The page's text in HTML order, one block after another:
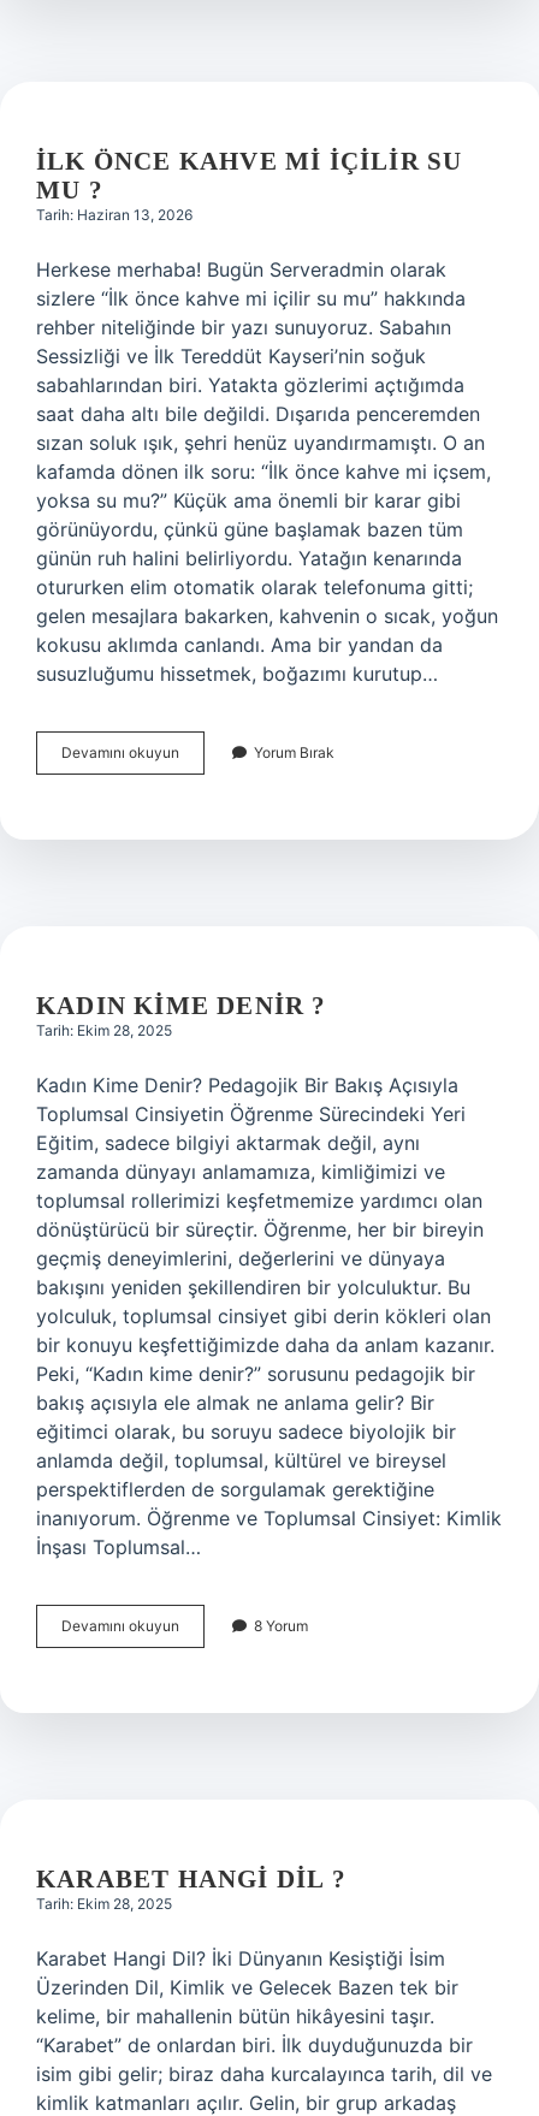
İLK ÖNCE KAHVE MI IÇILIR SU
MU ?
Tarih: Haziran 13, 2026
Herkese merhaba! Bugün Serveradmin olarak
sizlere “İlk önce kahve mi içilir su mu” hakkında
rehber niteliğinde bir yazı sunuyoruz. Sabahın
Sessizliği ve İlk Tereddüt Kayseri’nin soğuk
sabahlarından biri. Yatakta gözlerimi açtığımda
saat daha altı bile değildi. Dışarıda penceremden
sızan soluk ışık, şehri henüz uyandırmamıştı. O an
kafamda dönen ilk soru: “İlk önce kahve mi içsem,
yoksa su mu?” Küçük ama önemli bir karar gibi
görünüyordu, çünkü güne başlamak bazen tüm
günün ruh halini belirliyordu. Yatağın kenarında
otururken elim otomatik olarak telefonuma gitti;
gelen mesajlara bakarken, kahvenin o sıcak, yoğun
kokusu aklımda canlandı. Ama bir yandan da
susuzluğumu hissetmek, boğazımı kurutup…
Devamını okuyun
önce
içilir
Yorum Bırak
KADIN KIME DENIR ?
Tarih: Ekim 28, 2025
Kadın Kime Denir? Pedagojik Bir Bakış Açısıyla
Toplumsal Cinsiyetin Öğrenme Sürecindeki Yeri
Eğitim, sadece bilgiyi aktarmak değil, aynı
zamanda dünyayı anlamamıza, kimliğimizi ve
toplumsal rollerimizi keşfetmemize yardımcı olan
dönüştürücü bir süreçtir. Öğrenme, her bir bireyin
geçmiş deneyimlerini, değerlerini ve dünyaya
bakışını yeniden şekillendiren bir yolculuktur. Bu
yolculuk, toplumsal cinsiyet gibi derin kökleri olan
bir konuyu keşfettiğimizde daha da anlam kazanır.
Peki, “Kadın kime denir?” sorusunu pedagojik bir
bakış açısıyla ele almak ne anlama gelir? Bir
eğitimci olarak, bu soruyu sadece biyolojik bir
anlamda değil, toplumsal, kültürel ve bireysel
perspektiflerden de sorgulamak gerektiğine
inanıyorum. Öğrenme ve Toplumsal Cinsiyet: Kimlik
İnşası Toplumsal…
Devamını okuyun
kime
8 Yorum
KARABET HANGI DIL ?
Tarih: Ekim 28, 2025
Karabet Hangi Dil? İki Dünyanın Kesiştiği İsim
Üzerinden Dil, Kimlik ve Gelecek Bazen tek bir
kelime, bir mahallenin bütün hikâyesini taşır.
“Karabet” de onlardan biri. İlk duyduğunuzda bir
isim gibi gelir; biraz daha kurcalayınca tarih, dil ve
kimlik katmanları açılır. Gelin, bir grup arkadaş